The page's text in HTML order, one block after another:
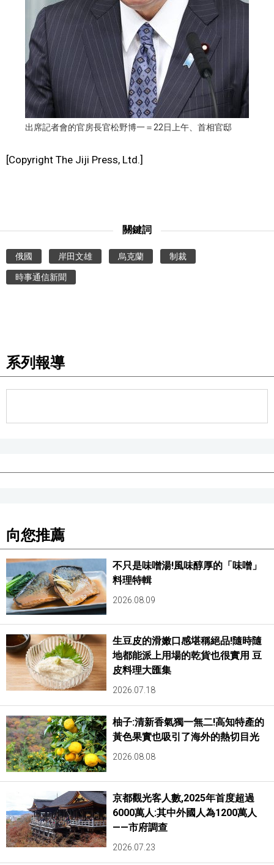
出席記者會的官房長官松野博一＝22日上午、首相官邸
[Copyright The Jiji Press, Ltd.]
關鍵詞
俄國 岸田文雄 烏克蘭 制裁
時事通信新聞
系列報導
向您推薦
不只是味噌湯!風味醇厚的「味噌」
料理特輯
2026.08.09
生豆皮的滑嫩口感堪稱絕品!隨時隨
地都能派上用場的乾貨也很實用 豆
皮料理大匯集
2026.07.18
柚子:清新香氣獨一無二!高知特產的
黃色果實也吸引了海外的熱切目光
2026.08.08
京都觀光客人數,2025年首度超過
6000萬人:其中外國人為1200萬人
——市府調查
2026.07.23